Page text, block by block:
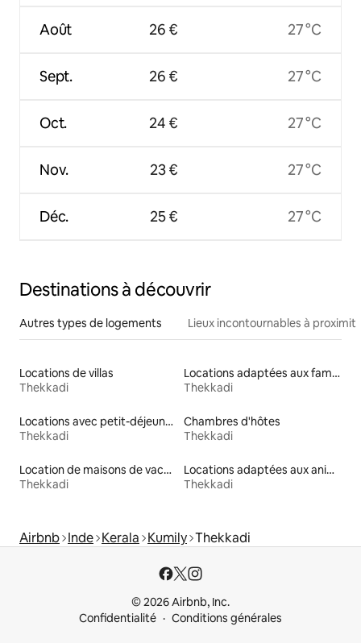
Août
Sept.
Oct.
Nov.
Déc.
26 €
26 €
24 €
23 €
25 €
27 °C
27 °C
27 °C
27 °C
27 °C
Destinations à découvrir
Autres types de logements Lieux incontournables à
Locations de villas
Thekkadi
Locations adaptées aux familles
Thekkadi
Locations avec petit-déjeuner
Thekkadi
Chambres d'hôtes
Thekkadi
Location de maisons de vacances
Thekkadi
Locations adaptées aux animaux
Thekkadi
Airbnb Inde Kerala Kumily Thekkadi
© 2026 Airbnb, Inc.
Confidentialité
Conditions générales